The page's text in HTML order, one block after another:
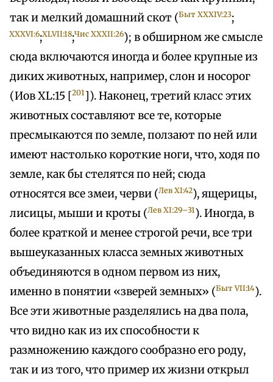
так и мелкий домашний скот (Быт XXXIV:23;
XXXVI:6;XLVII:18;Чис XXXII:26); в обширном же смысле
сюда включаются иногда и более крупные из
диких животных, например, слон и носорог
(Иов XL:15 [201]). Наконец, третий класс этих
животных составляют все те, которые
пресмыкаются по земле, ползают по ней или
имеют настолько короткие ноги, что, ходя по
земле, как бы стелятся по ней; сюда
относятся все змеи, черви (Лев XI:42), ящерицы,
лисицы, мыши и кроты (Лев XI:29–31). Иногда, в
более краткой и менее строгой речи, все три
вышеуказанных класса земных животных
объединяются в одном первом из них,
именно в понятии «зверей земных» (Быт VII:14).
Все эти животные разделялись на два пола,
что видно как из их способности к
размножению каждого сообразно его роду,
так и из того, что пример их жизни открыл